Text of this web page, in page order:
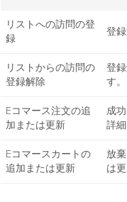
リストへの訪問の登
録
登
リストからの訪問の
登録解除
登
す。
Eコマース注文の追
加または更新
成
詳
Eコマースカートの
追加または更新
放
は